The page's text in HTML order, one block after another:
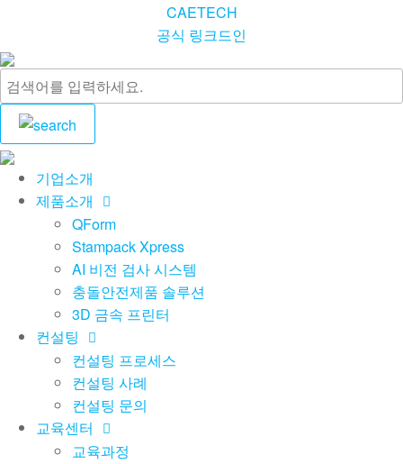
CAETECH
공식 링크드인
기업소개
제품소개
QForm
Stampack Xpress
AI 비전 검사 시스템
충돌안전제품 솔루션
3D 금속 프린터
컨설팅
컨설팅 프로세스
컨설팅 사례
컨설팅 문의
교육센터
교육과정